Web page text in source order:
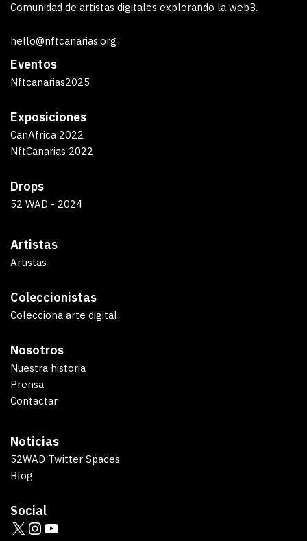
Comunidad de artistas digitales explorando la web3.
hello@nftcanarias.org
Eventos
Nftcanarias2025
Exposiciones
CanAfrica 2022
NftCanarias 2022
Drops
52 WAD - 2024
Artistas
Artistas
Coleccionistas
Colecciona arte digital
Nosotros
Nuestra historia
Prensa
Contactar
Noticias
52WAD Twitter Spaces
Blog
Social